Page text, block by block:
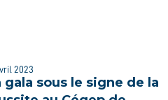
2023
gala sous le signe de la